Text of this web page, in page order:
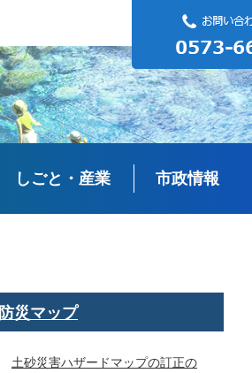
しごと・産業 市政情報
防災マップ
土砂災害ハザードマップの訂正の